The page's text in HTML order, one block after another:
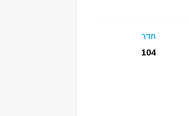
חדר
104